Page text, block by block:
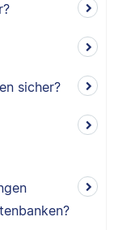
sicher?